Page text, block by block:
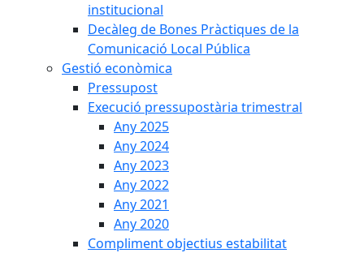
institucional
Decàleg de Bones Pràctiques de la
Comunicació Local Pública
Gestió econòmica
Pressupost
Execució pressupostària trimestral
Any 2025
Any 2024
Any 2023
Any 2022
Any 2021
Any 2020
Compliment objectius estabilitat